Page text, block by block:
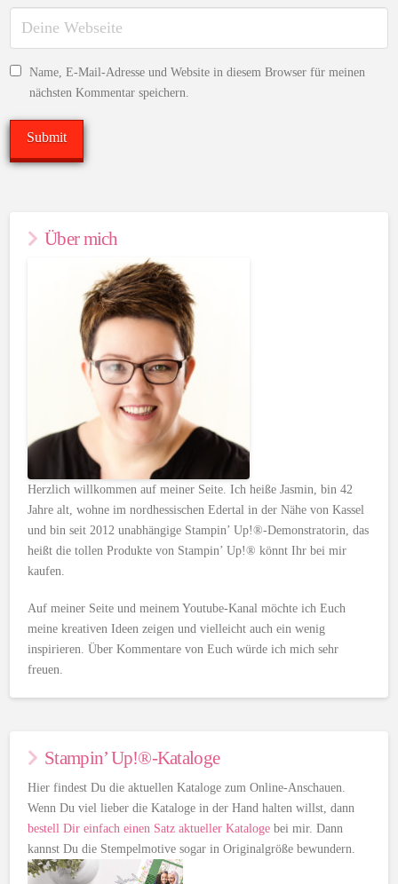
Name, E-Mail-Adresse und Website in diesem Browser für meinen
nächsten Kommentar speichern.
Über mich
Herzlich willkommen auf meiner Seite. Ich heiße Jasmin, bin 42
Jahre alt, wohne im nordhessischen Edertal in der Nähe von Kassel
und bin seit 2012 unabhängige Stampin’ Up!®-Demonstratorin, das
heißt die tollen Produkte von Stampin’ Up!® könnt Ihr bei mir
kaufen.
Auf meiner Seite und meinem Youtube-Kanal möchte ich Euch
meine kreativen Ideen zeigen und vielleicht auch ein wenig
inspirieren. Über Kommentare von Euch würde ich mich sehr
freuen.
Stampin’ Up!®-Kataloge
Hier findest Du die aktuellen Kataloge zum Online-Anschauen.
Wenn Du viel lieber die Kataloge in der Hand halten willst, dann
bestell Dir einfach einen Satz aktueller Kataloge bei mir. Dann
kannst Du die Stempelmotive sogar in Originalgröße bewundern.